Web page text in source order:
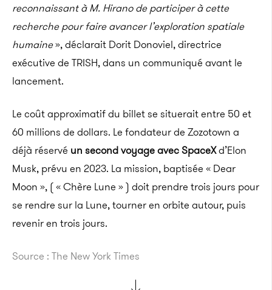
reconnaissant à M. Hiranode participer à cette
recherche pour faire avancer l’exploration spatiale
humaine», déclarait Dorit Donoviel, directrice
exécutive de TRISH, dans un communiqué avant le
lancement.
Le coût approximatif du billet se situerait entre 50 et
60 millions de dollars. Le fondateur de Zozotown a
déjà réservé un second voyage avec SpaceXd’Elon
Musk, prévu en 2023. La mission, baptisée « Dear
Moon », ( « Chère Lune » ) doit prendre trois jours pour
se rendre sur la Lune, tourner en orbite autour, puis
revenir en trois jours.
Source : The New York Times